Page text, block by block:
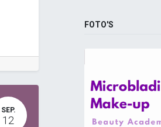
SEP.
12
FOTO'S